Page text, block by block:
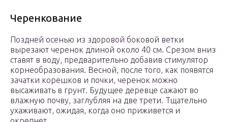
Черенкование
Поздней осенью из здоровой боковой ветки
вырезают черенок длиной около 40 см. Срезом вниз
ставят в воду, предварительно добавив стимулятор
корнеобразования. Весной, после того, как появятся
зачатки корешков и почки, черенок можно
высаживать в грунт. Будущее деревце сажают во
влажную почву, заглубляя на две трети. Тщательно
ухаживают, ожидая, когда оно приживется и